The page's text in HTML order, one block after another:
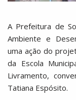
A Prefeitura de
Ambiente e
uma ação do
da Escola
Livramento,
Tatiana Espósito.